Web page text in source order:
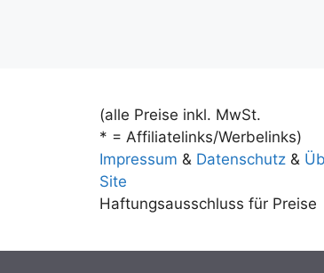
(alle Preise inkl. MwSt.
* = Affiliatelinks/Werbelinks)
Impressum & Datenschutz &
Site
Haftungsausschluss für Preise